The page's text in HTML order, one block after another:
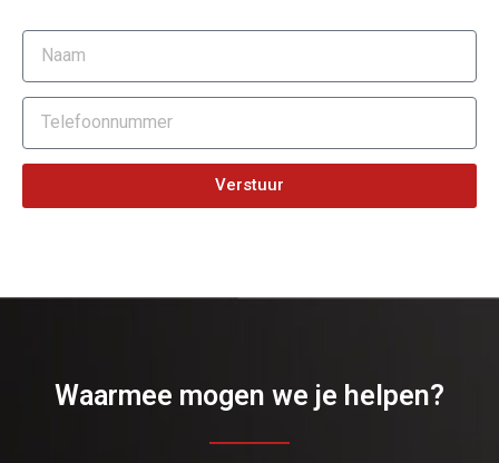
Verstuur
Waarmee mogen we je helpen?